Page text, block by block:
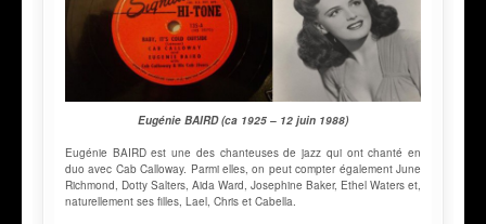
Eugénie BAIRD (ca 1925 – 12 juin 1988)
Eugénie BAIRD est une des chanteuses de jazz qui ont chanté en
duo avec Cab Calloway. Parmi elles, on peut compter également June
Richmond, Dotty Salters, Aida Ward, Josephine Baker, Ethel Waters et,
naturellement ses filles, Lael, Chris et Cabella.